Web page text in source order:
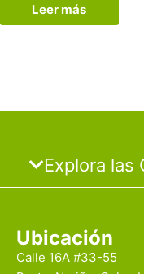
Leer más
Explora las
Ubicación
Calle 16A #33-55